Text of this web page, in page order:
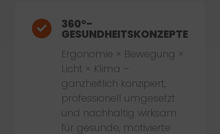
360°-
GESUNDHEITSKONZEPTE
Ergonomie × Bewegung ×
Licht × Klima –
ganzheitlich konzipiert,
professionell umgesetzt
und nachhaltig wirksam
für gesunde, motivierte